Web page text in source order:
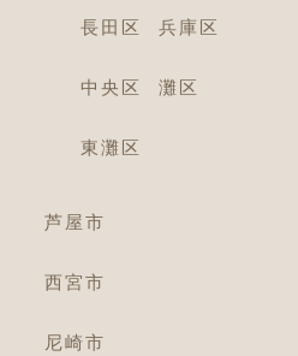
長田区 兵庫区
中央区 灘区
東灘区
芦屋市
西宮市
尼崎市